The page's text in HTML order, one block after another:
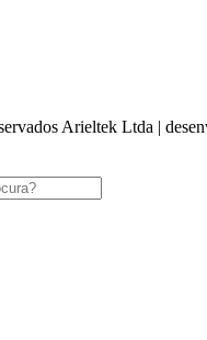
Arieltek Ltda |